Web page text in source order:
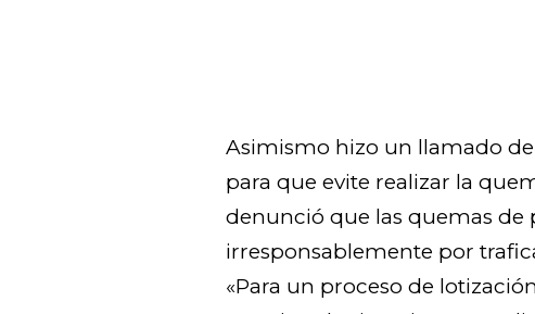
Asimismo hizo un llamado
para que evite realizar la
denunció que las quemas de
irresponsablemente por
«Para un proceso de